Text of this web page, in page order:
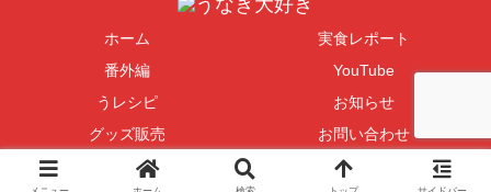
ホーム
実食レポート
番外編
YouTube
うレシピ
お知らせ
グッズ販売
お問い合わせ
Copyright © 2004-2026 うなぎ大好き All Rights Reserved.